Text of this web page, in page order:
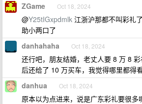
ZGame Oct 18, 2024
@Y25tIGxpdmlk 江浙沪那都不叫彩礼
助小两口了
danhahaha Oct 18, 2024
还行吧，朋友结婚，老丈人要 8 万 8
后还给了 10 万买车，我觉得哪里都得
danhua Oct 18, 2024
原本以为点进来，说是广东彩礼要很